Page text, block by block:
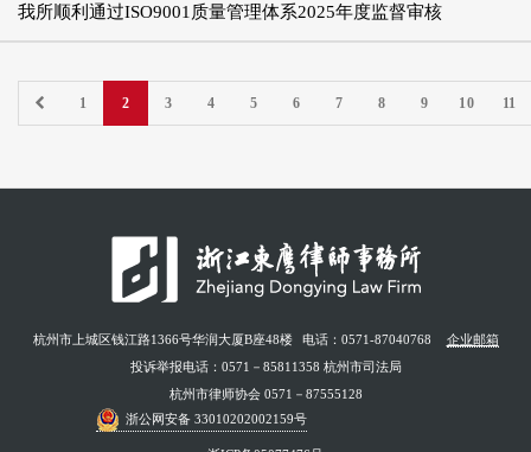
我所顺利通过ISO9001质量管理体系2025年度监督审核
1 2 3 4 5 6 7 8 9 10 11
杭州市上城区钱江路1366号华润大厦B座48楼 电话：0571-87040768 企业邮箱
投诉举报电话：0571－85811358 杭州市司法局
杭州市律师协会 0571－87555128
浙公网安备 33010202002159号